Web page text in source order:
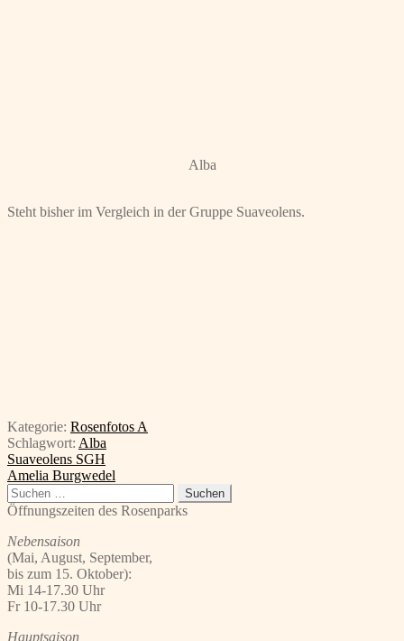
Alba
Steht bisher im Vergleich in der Gruppe Suaveolens.
Kategorie: Rosenfotos A
Schlagwort: Alba
Beitragsnavigation
Vorheriger
Beitrag:
Suaveolens SGH
Nächster
Beitrag:
Amelia Burgwedel
Suchen
nach:
Öffnungszeiten des Rosenparks
Nebensaison
(Mai, August, September,
bis zum 15. Oktober):
Mi 14-17.30 Uhr
Fr 10-17.30 Uhr
Hauptsaison